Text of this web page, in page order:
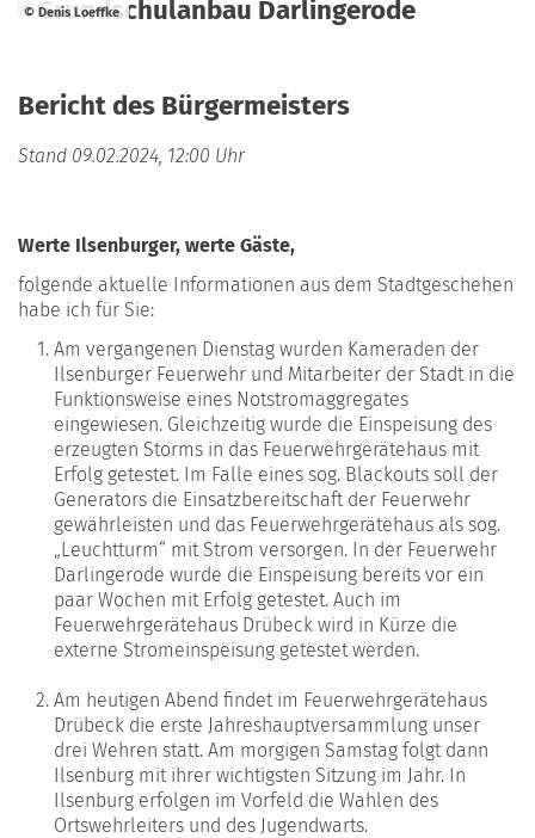
© Denis Loeffke
Bericht des Bürgermeisters
Stand 09.02.2024, 12:00 Uhr
Werte Ilsenburger, werte Gäste,
folgende aktuelle Informationen aus dem Stadtgeschehen
habe ich für Sie:
Am vergangenen Dienstag wurden Kameraden der
Ilsenburger Feuerwehr und Mitarbeiter der Stadt in die
Funktionsweise eines Notstromaggregates
eingewiesen. Gleichzeitig wurde die Einspeisung des
erzeugten Storms in das Feuerwehrgerätehaus mit
Erfolg getestet. Im Falle eines sog. Blackouts soll der
Generators die Einsatzbereitschaft der Feuerwehr
gewährleisten und das Feuerwehrgerätehaus als sog.
„Leuchtturm“ mit Strom versorgen. In der Feuerwehr
Darlingerode wurde die Einspeisung bereits vor ein
paar Wochen mit Erfolg getestet. Auch im
Feuerwehrgerätehaus Drübeck wird in Kürze die
externe Stromeinspeisung getestet werden.
Am heutigen Abend findet im Feuerwehrgerätehaus
Drübeck die erste Jahreshauptversammlung unser
drei Wehren statt. Am morgigen Samstag folgt dann
Ilsenburg mit ihrer wichtigsten Sitzung im Jahr. In
Ilsenburg erfolgen im Vorfeld die Wahlen des
Ortswehrleiters und des Jugendwarts.